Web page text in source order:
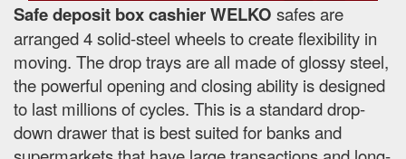
Safe deposit box cashier WELKO safes are
arranged 4 solid-steel wheels to create flexibility in
moving. The drop trays are all made of glossy steel,
the powerful opening and closing ability is designed
to last millions of cycles. This is a standard drop-
down drawer that is best suited for banks and